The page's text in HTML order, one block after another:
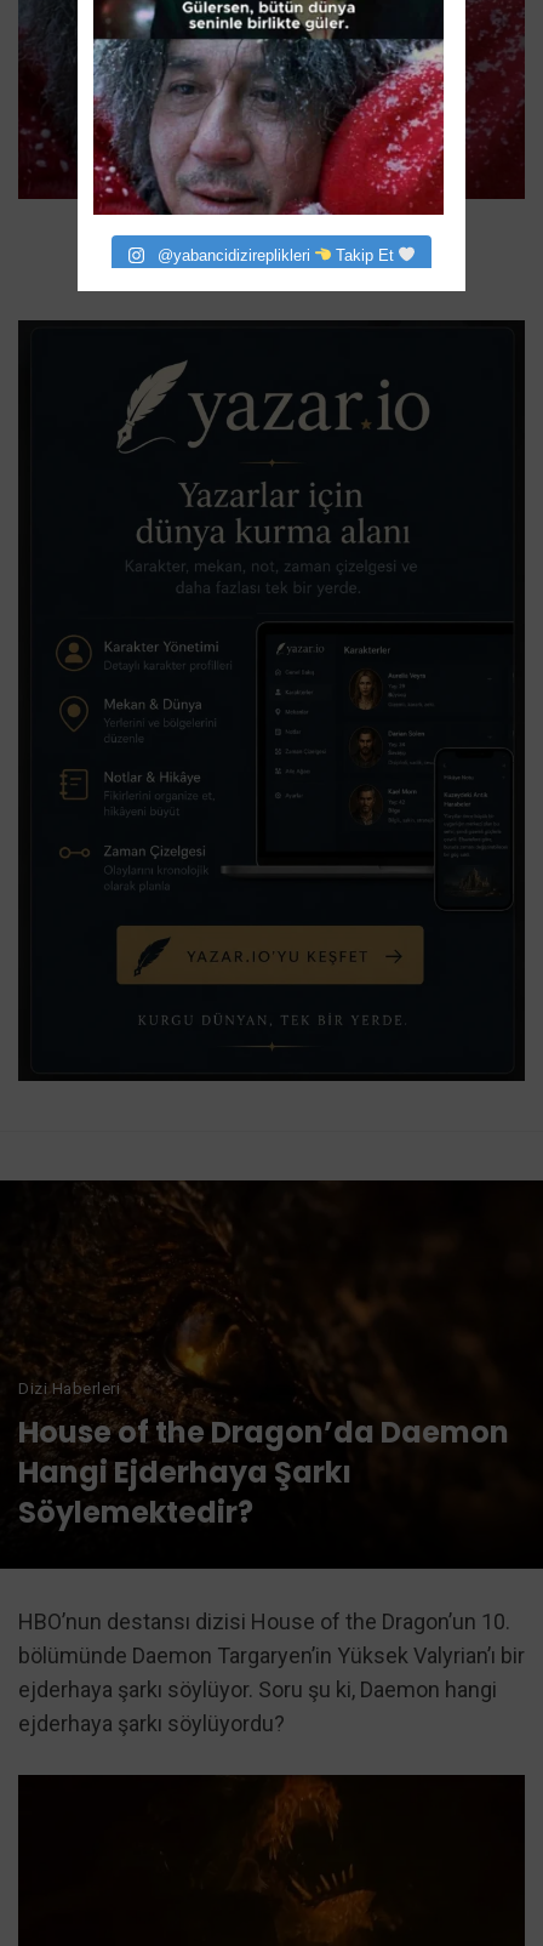
@yabancidizireplikleri Takip Et
Dizi Haberleri
House of the Dragon’da Daemon
Hangi Ejderhaya Şarkı
Söylemektedir?
HBO’nun destansı dizisi House of the Dragon’un 10.
bölümünde Daemon Targaryen’in Yüksek Valyrian’ı bir
ejderhaya şarkı söylüyor. Soru şu ki, Daemon hangi
ejderhaya şarkı söylüyordu?
@yabancidizireplikleri Takip Et